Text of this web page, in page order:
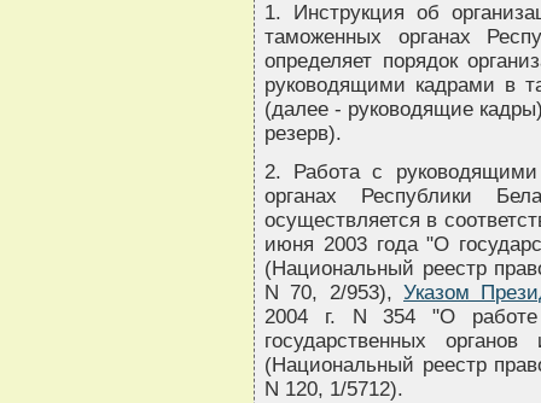
1. Инструкция об
таможенных органах
определяет порядок
руководящими кадрами в
(далее - руководящие
резерв).
2. Работа с
органах Республики
осуществляется в
июня 2003 года "О
(Национальный реестр
N 70, 2/953), Указом
2004 г. N 354 "О
государственных
(Национальный реестр
N 120, 1/5712).